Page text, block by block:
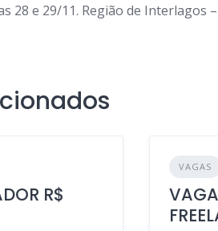
28 e 29/11. Região de Interlagos
R$
VAGAS